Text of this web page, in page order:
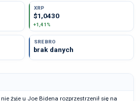
XRP
$1,0430
+1,41%
SREBRO
brak danych
żyje u Joe Bidena rozprzestrzenił się na